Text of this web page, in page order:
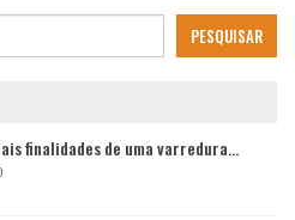
PESQUISAR
finalidades de uma varredura…